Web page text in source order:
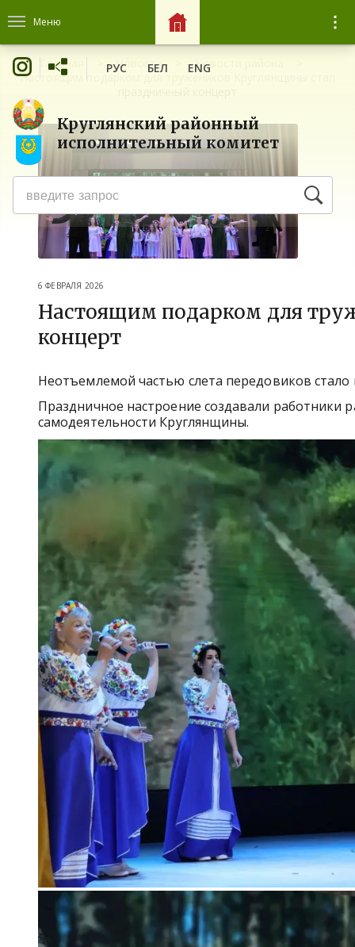
Меню
Круглянский районный
исполнительный комитет
РУС БЕЛ ENG
Главная Новости
Новости района
Настоящим подарком для тружеников Круглянщины стал
6 ФЕВРАЛЯ 2026
Настоящим подарком для
концерт
Неотъемлемой частью слета передовиков
Праздничное настроение создавали работники
самодеятельности Круглянщины.